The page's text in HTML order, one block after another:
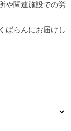
や関連施設での労
ばらんにお届けし